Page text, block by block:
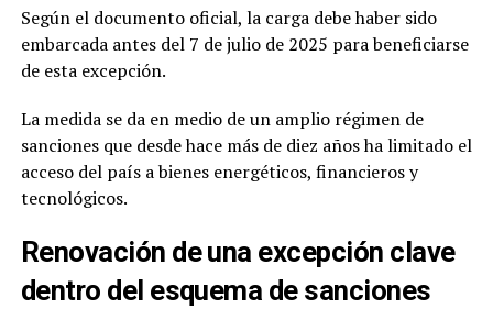
Según el documento oficial, la carga debe haber sido
embarcada antes del 7 de julio de 2025 para beneficiarse
de esta excepción.
La medida se da en medio de un amplio régimen de
sanciones que desde hace más de diez años ha limitado el
acceso del país a bienes energéticos, financieros y
tecnológicos.
Renovación de una excepción clave
dentro del esquema de sanciones